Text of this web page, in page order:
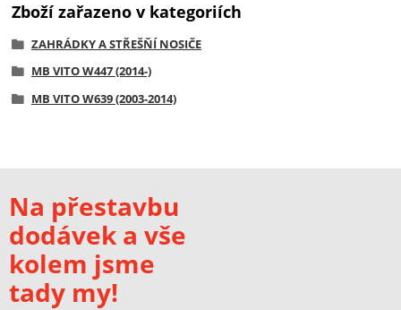
Zboží zařazeno v kategoriích
ZAHRÁDKY A STŘEŠŇÍ NOSIČE
MB VITO W447 (2014-)
MB VITO W639 (2003-2014)
Na přestavbu
dodávek a vše
kolem jsme
tady my!